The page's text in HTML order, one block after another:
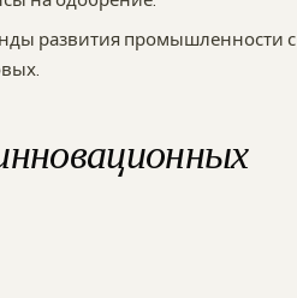
развития промышленности с